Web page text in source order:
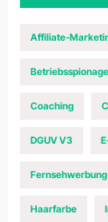
Affiliate-
Betriebsspionage
Coaching
DGUV V3
Fernsehwerbung
Haarfarbe